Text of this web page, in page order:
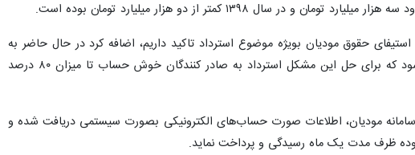
حقوق مودیان بویژه موضوع استرداد تاکید داریم، اضافه کرد در حال حاضر به
علت غیرسیستمی بودن دریافت مستندات از صادر کنندگان، رسیدگی‌ها با تاخیر چندین ماهه انجام می شود که برای حل این مشکل استرداد به صادر کنندگان خوش حساب تا میزان ۸۰ درصد
سامانه مودیان، اطلاعات صورت حساب‌های الکترونیکی بصورت سیستمی دریافت شده و